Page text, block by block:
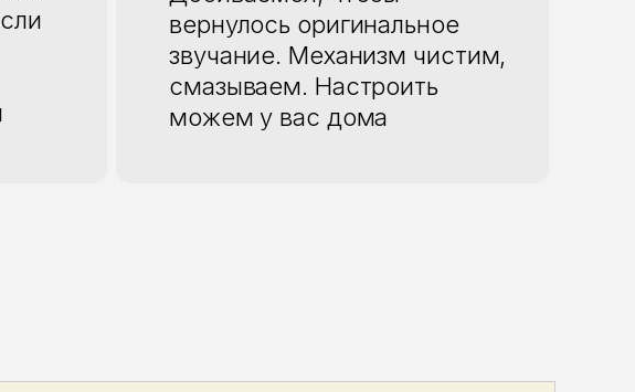
вернулось оригинальное
звучание. Механизм чистим,
смазываем. Настроить
можем у вас дома